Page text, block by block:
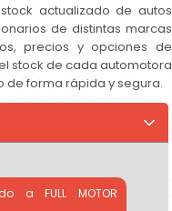
actualizado de autos
de distintas marcas
precios y opciones de
stock de cada automotora
de forma rápida y segura.
a FULL MOTOR